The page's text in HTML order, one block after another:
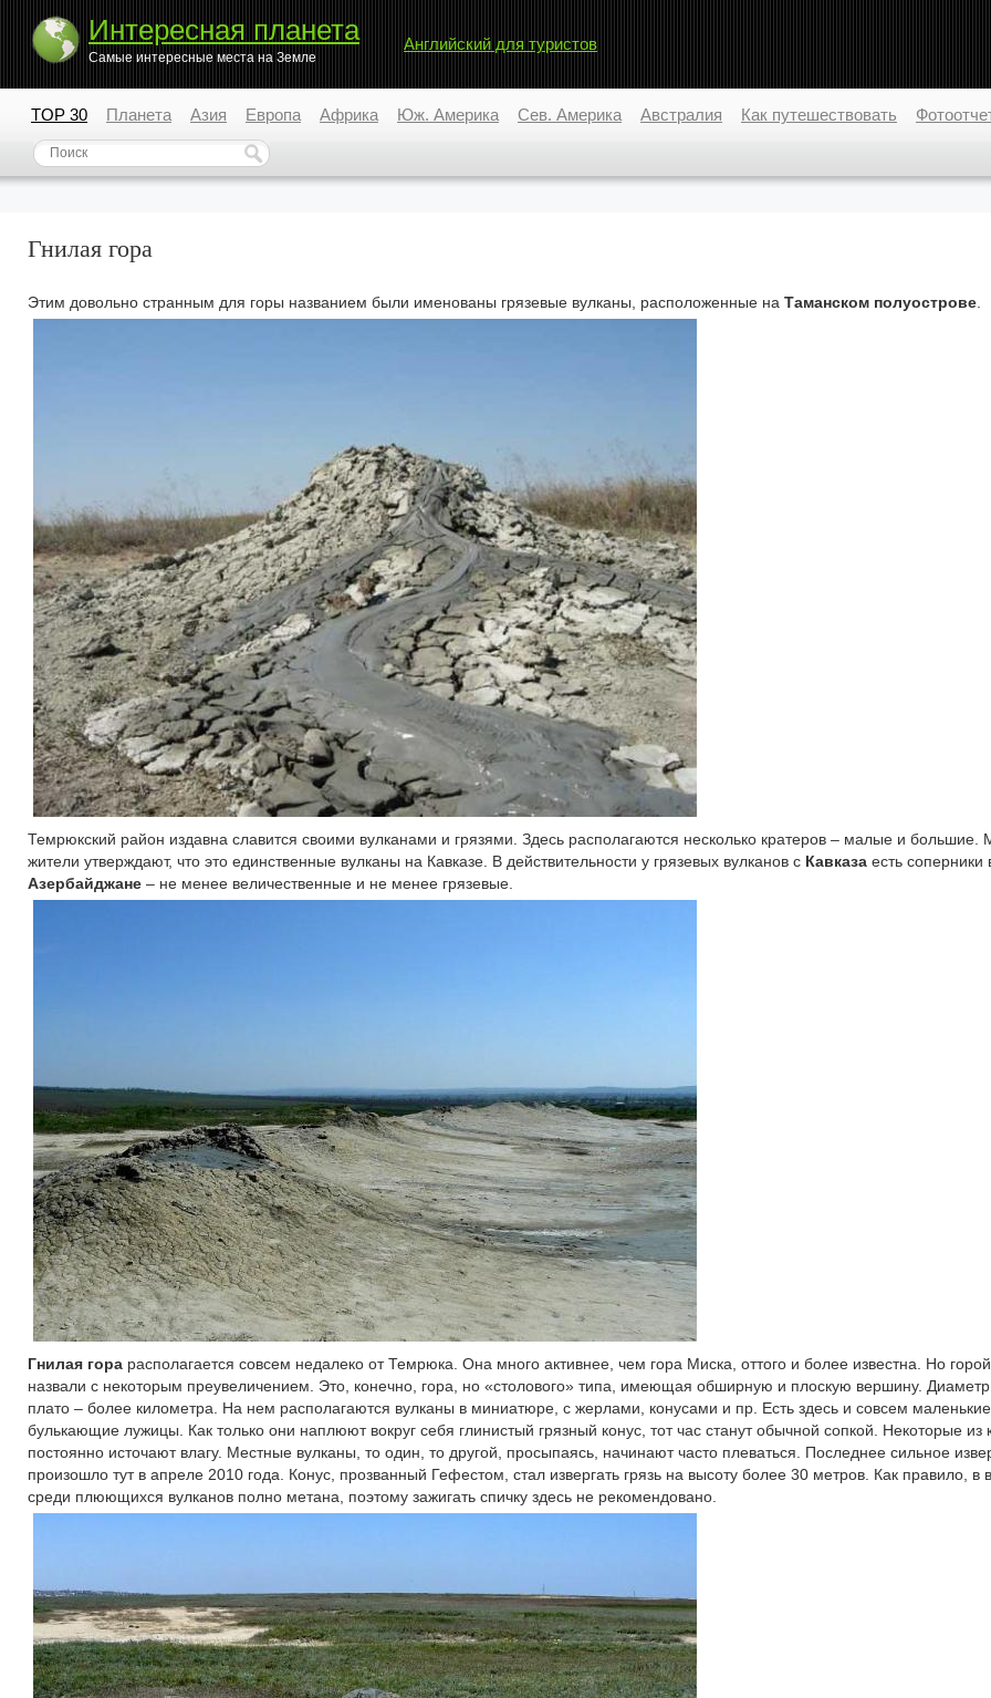
Интересная планета
Самые интересные места на Земле
Английский для туристов
TOP 30 Планета Азия Европа Африка Юж. Америка Сев. Америка Австралия Как путешествовать
Гнилая гора
Этим довольно странным для горы названием были именованы грязевые вулканы, расположенные на Таманском полуострове
Темрюкский район издавна славится своими вулканами и грязями. Здесь располагаются несколько кратеров – малые и большие.
жители утверждают, что это единственные вулканы на Кавказе. В действительности у грязевых вулканов с Кавказа есть соперники
Азербайджане – не менее величественные и не менее грязевые.
Гнилая гора располагается совсем недалеко от Темрюка. Она много активнее, чем гора Миска, оттого и более известна. Но
назвали с некоторым преувеличением. Это, конечно, гора, но «столового» типа, имеющая обширную и плоскую вершину. Диаметр
плато – более километра. На нем располагаются вулканы в миниатюре, с жерлами, конусами и пр. Есть здесь и совсем маленькие
булькающие лужицы. Как только они наплюют вокруг себя глинистый грязный конус, тот час станут обычной сопкой. Некоторые из
постоянно источают влагу. Местные вулканы, то один, то другой, просыпаясь, начинают часто плеваться. Последнее сильное
произошло тут в апреле 2010 года. Конус, прозванный Гефестом, стал извергать грязь на высоту более 30 метров. Как правило, в
среди плюющихся вулканов полно метана, поэтому зажигать спичку здесь не рекомендовано.